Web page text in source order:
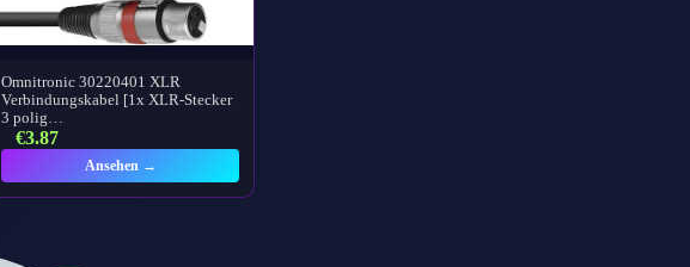
Omnitronic 30220401 XLR
Verbindungskabel [1x XLR-Stecker
3 polig…
€3.87
Ansehen →